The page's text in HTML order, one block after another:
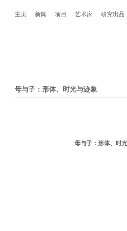
主页 新闻 项目 艺术家 研究出品
母与子：形体、时光与迹象
母与子：形体、时